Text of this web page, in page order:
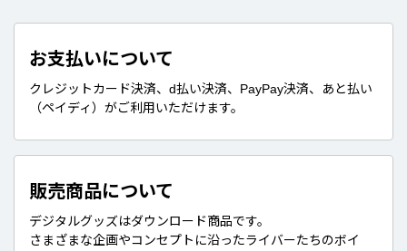
お支払いについて
クレジットカード決済、d払い決済、PayPay決済、あと払い
（ペイディ）がご利用いただけます。
販売商品について
デジタルグッズはダウンロード商品です。
さまざまな企画やコンセプトに沿ったライバーたちのボイ